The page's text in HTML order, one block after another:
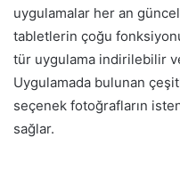
uygulamalar her an
tabletlerin çoğu
tür uygulama indirilebilir
Uygulamada bulunan
seçenek fotoğrafların
sağlar.